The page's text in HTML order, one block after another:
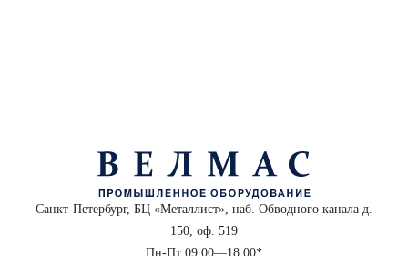
Санкт-Петербург, БЦ «Металлист», наб. Обводного канала д.
150, оф. 519
Пн-Пт 09:00—18:00*